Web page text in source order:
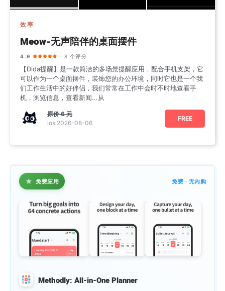
效率
Meow-无声陪伴的桌面摆件
4.9 · 8 个评分
【Dida提醒】是一款简洁的多场景提醒应用，配合手机支架，它
可以作为一个桌面摆件，装饰您的办公环境，同时它也是一个我
们工作生活中的好伴侣，我们常常在工作中会时不时地查看手
机，浏览信息，查看新闻...从
原价6 元
ios 2026-08-06
FREE
★ 免费应用 免费 · 无内购
Methodly: All-in-One Planner